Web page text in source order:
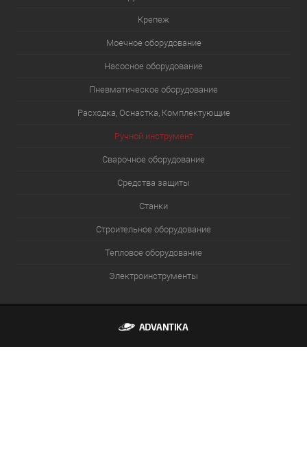
Крепеж
Моечное оборудование
Насосное оборудование
Пневматическое оборудование
Расходка, Оснастка, Комплектующие
Ручной инструмент
Сварочное оборудование
Средства защиты
Станки
Строительное оборудование
Тепловое оборудование
Электроинструменты